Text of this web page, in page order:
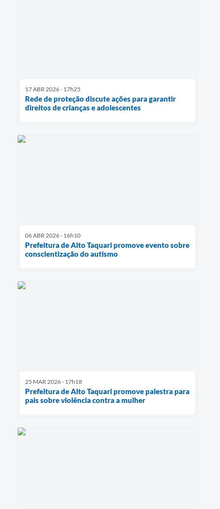
17 ABR 2026 - 17h25
Rede de proteção discute ações para garantir
direitos de crianças e adolescentes
06 ABR 2026 - 16h10
Prefeitura de Alto Taquari promove evento sobre
conscientização do autismo
25 MAR 2026 - 17h18
Prefeitura de Alto Taquari promove palestra para
pais sobre violência contra a mulher